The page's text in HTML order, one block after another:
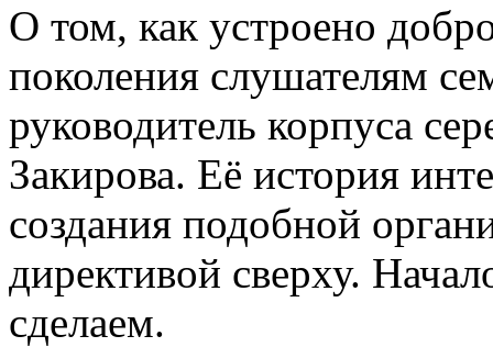
О том, как устроено
поколения слушателям
руководитель корпуса
Закирова. Её история
создания подобной
директивой сверху.
сделаем.